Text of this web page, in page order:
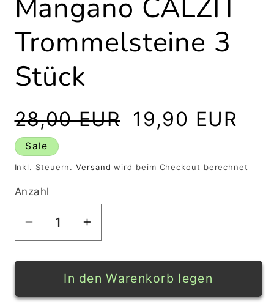
Mangano CALZIT
Trommelsteine 3
Stück
Normaler
Preis
28,00 EUR Verkaufspreis
19,90 EUR
Sale
Inkl. Steuern.Versand wird beim Checkout berechnet
Anzahl
Verringere
die
Menge
Mangano
Erhöhe
die
Menge
für
Mangano
In den Warenkorb legen